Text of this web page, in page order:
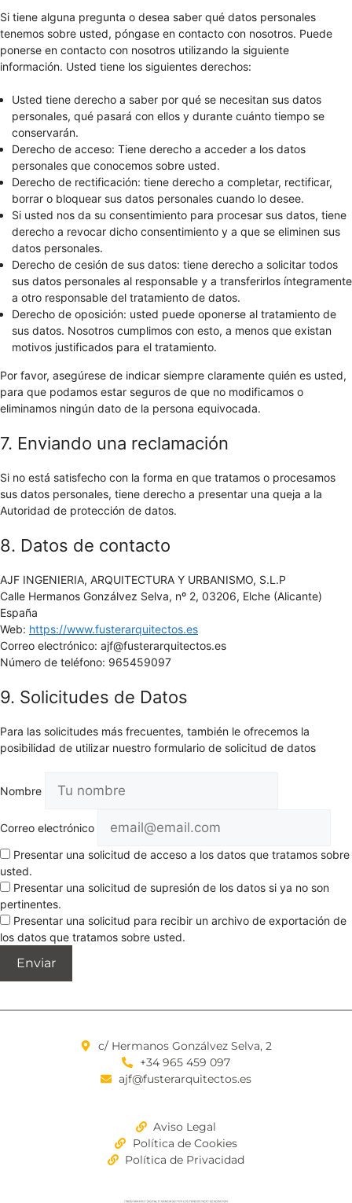
Si tiene alguna pregunta o desea saber qué datos personales
tenemos sobre usted, póngase en contacto con nosotros. Puede
ponerse en contacto con nosotros utilizando la siguiente
información. Usted tiene los siguientes derechos:
Usted tiene derecho a saber por qué se necesitan sus datos
personales, qué pasará con ellos y durante cuánto tiempo se
conservarán.
Derecho de acceso: Tiene derecho a acceder a los datos
personales que conocemos sobre usted.
Derecho de rectificación: tiene derecho a completar, rectificar,
borrar o bloquear sus datos personales cuando lo desee.
Si usted nos da su consentimiento para procesar sus datos, tiene
derecho a revocar dicho consentimiento y a que se eliminen sus
datos personales.
Derecho de cesión de sus datos: tiene derecho a solicitar todos
sus datos personales al responsable y a transferirlos íntegramente
a otro responsable del tratamiento de datos.
Derecho de oposición: usted puede oponerse al tratamiento de
sus datos. Nosotros cumplimos con esto, a menos que existan
motivos justificados para el tratamiento.
Por favor, asegúrese de indicar siempre claramente quién es usted,
para que podamos estar seguros de que no modificamos o
eliminamos ningún dato de la persona equivocada.
7. Enviando una reclamación
Si no está satisfecho con la forma en que tratamos o procesamos
sus datos personales, tiene derecho a presentar una queja a la
Autoridad de protección de datos.
8. Datos de contacto
AJF INGENIERIA, ARQUITECTURA Y URBANISMO, S.L.P
Calle Hermanos Gonzálvez Selva, nº 2, 03206, Elche (Alicante)
España
Web: https://www.fusterarquitectos.es
Correo electrónico: ajf@fusterarquitectos.es
Número de teléfono: 965459097
9. Solicitudes de Datos
Para las solicitudes más frecuentes, también le ofrecemos la
posibilidad de utilizar nuestro formulario de solicitud de datos
Nombre
Correo electrónico
Presentar una solicitud de acceso a los datos que tratamos sobre
usted.
Presentar una solicitud de supresión de los datos si ya no son
pertinentes.
Presentar una solicitud para recibir un archivo de exportación de
los datos que tratamos sobre usted.
c/ Hermanos Gonzálvez Selva, 2
+34 965 459 097
ajf@fusterarquitectos.es
Aviso Legal
Política de Cookies
Política de Privacidad